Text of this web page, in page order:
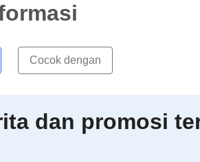
Cocok dengan
dan promosi